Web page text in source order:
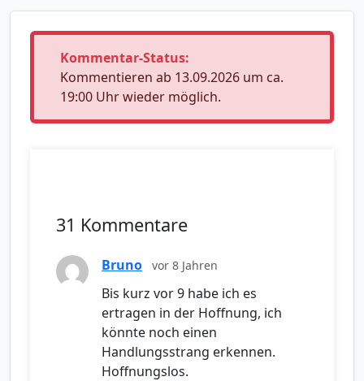
Kommentar-Status:
Kommentieren ab 13.09.2026 um ca.
19:00 Uhr wieder möglich.
31 Kommentare
Bruno vor 8 Jahren
Bis kurz vor 9 habe ich es
ertragen in der Hoffnung, ich
könnte noch einen
Handlungsstrang erkennen.
Hoffnungslos.